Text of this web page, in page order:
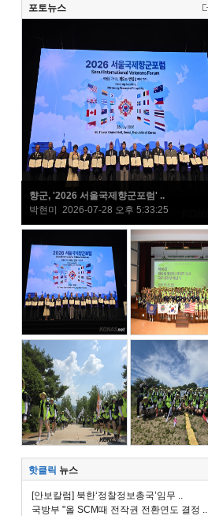
포토뉴스
향군, '2026 서울국제향군포럼' ..
박현미 2026-07-28 오후 5:33:25
핫클릭 뉴스
[안보칼럼] 북한‘정찰정보총국’임무 ..
국방부 "올 SCM때 전작권 전환연도 결정 ..